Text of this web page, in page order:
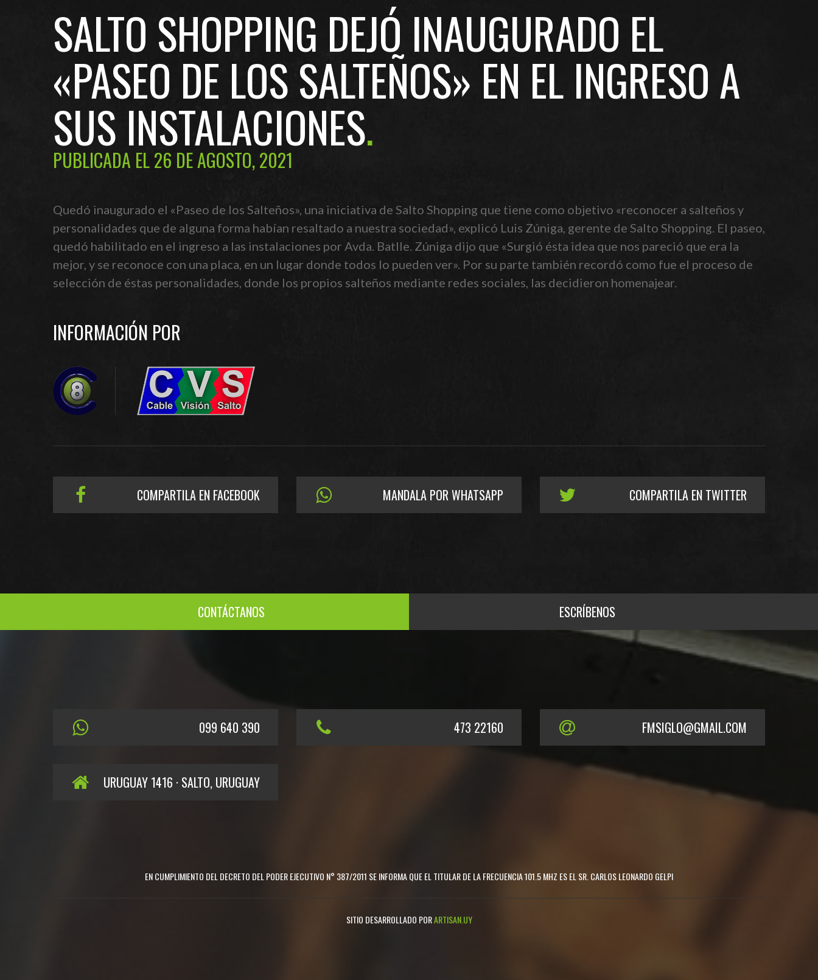
SALTO SHOPPING DEJÓ INAUGURADO EL
«PASEO DE LOS SALTEÑOS» EN EL INGRESO A
SUS INSTALACIONES
PUBLICADA EL 26 DE AGOSTO, 2021
Quedó inaugurado el «Paseo de los Salteños», una iniciativa de Salto Shopping que tiene como objetivo «reconocer a salteños y
personalidades que de alguna forma habían resaltado a nuestra sociedad», explicó Luis Zúniga, gerente de Salto Shopping. El paseo,
quedó habilitado en el ingreso a las instalaciones por Avda. Batlle. Zúniga dijo que «Surgió ésta idea que nos pareció que era la
mejor, y se reconoce con una placa, en un lugar donde todos lo pueden ver». Por su parte también recordó como fue el proceso de
selección de éstas personalidades, donde los propios salteños mediante redes sociales, las decidieron homenajear.
INFORMACIÓN POR
COMPARTILA EN FACEBOOK MANDALA POR WHATSAPP COMPARTILA EN TWITTER
CONTÁCTANOS ESCRÍBENOS
099 640 390 473 22160 FMSIGLO@GMAIL.COM
URUGUAY 1416 · SALTO, URUGUAY
EN CUMPLIMIENTO DEL DECRETO DEL PODER EJECUTIVO N° 387/2011 SE INFORMA QUE EL TITULAR DE LA FRECUENCIA 101.5 MHZ ES EL SR. CARLOS LEONARDO GELPI
SITIO DESARROLLADO PORARTISAN.UY